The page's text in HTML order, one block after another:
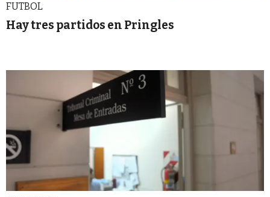
FUTBOL
Hay tres partidos en Pringles